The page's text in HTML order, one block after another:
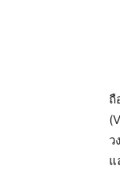
ถื
ว
แ